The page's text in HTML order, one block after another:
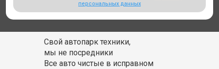
персональных данных
Свой автопарк техники,
мы не посредники
Все авто чистые в исправном